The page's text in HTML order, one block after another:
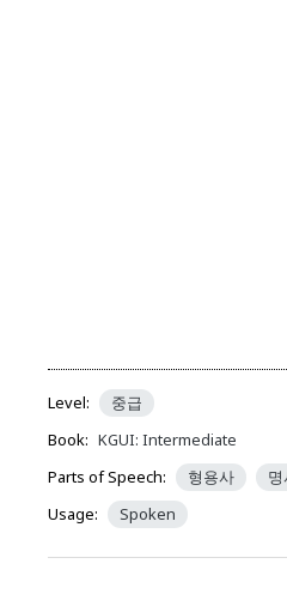
Level:
중급
Book: KGUI: Intermediate
Parts of Speech:
형용사
Usage:
Spoken